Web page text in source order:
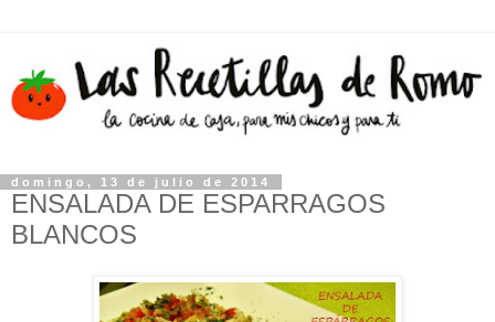
domingo, 13 de julio de 2014
ENSALADA DE ESPARRAGOS
BLANCOS